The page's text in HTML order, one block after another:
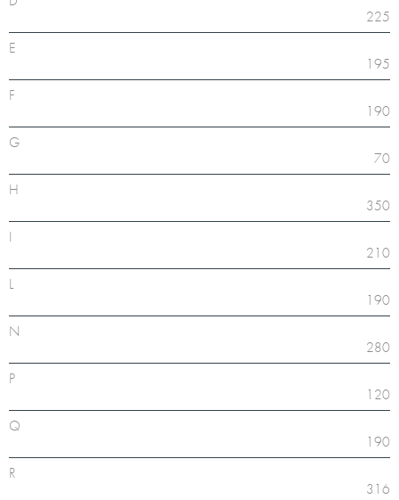
225
E
195
F
190
G
70
H
350
I
210
L
190
N
280
P
120
Q
190
R
316